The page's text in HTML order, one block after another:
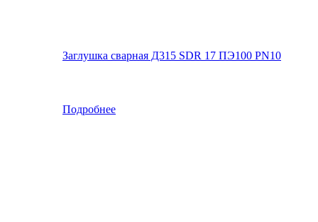
Заглушка сварная Д315 SDR 17 ПЭ100 PN10
Подробнее